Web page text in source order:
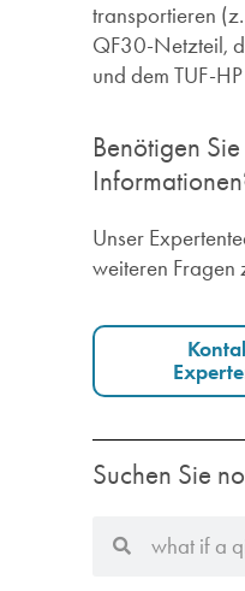
transportieren
QF30-Netzteil,
und dem TUF-
Benötigen
Unser
weiteren Fragen
Suchen Sie